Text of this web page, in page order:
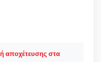
αποχέτευσης στα